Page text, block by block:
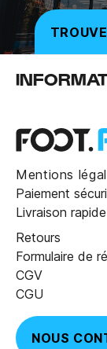
Mentions
Paiement
Livraison rapide
Retours
Formulaire de
CGV
CGU
NOUS